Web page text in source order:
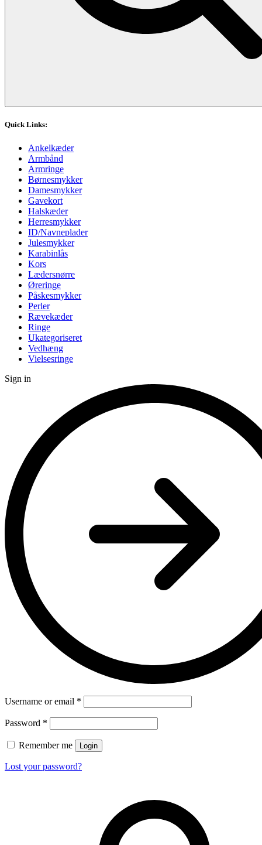
Quick Links:
Ankelkæder
Armbånd
Armringe
Børnesmykker
Damesmykker
Gavekort
Halskæder
Herresmykker
ID/Navneplader
Julesmykker
Karabinlås
Kors
Lædersnørre
Øreringe
Påskesmykker
Perler
Rævekæder
Ringe
Ukategoriseret
Vedhæng
Vielsesringe
Sign in
Username or email *
Password *
Remember me Login
Lost your password?